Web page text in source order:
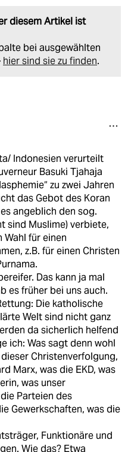
diesem Artikel ist
bei ausgewählten
hier sind sie zu finden.
Indonesien verurteilt
Basuki Tjahaja
zu zwei Jahren
das Gebot des Koran
angeblich den sog.
sind Muslime) verbiete,
für einen
z.B. für einen Christen
Das kann ja mal
es früher bei uns auch.
Die katholische
Welt sind nicht ganz
da sicherlich helfend
ich: Was sagt denn wohl
Christenverfolgung,
Marx, was die EKD, was
was unser
Parteien des
Gewerkschaften, was die
Funktionäre und
Wie das? Etwa